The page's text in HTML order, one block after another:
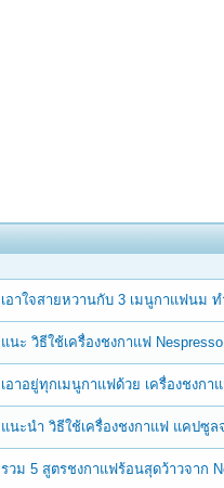
เอาใจสายหวานกับ 3 เมนูกาแฟนม
แนะ วิธีใช้เครื่องชงกาแฟ
เอาอยู่ทุกเมนูกาแฟด้วย เครื่องชงก
แนะนำ วิธีใช้เครื่องชงกาแฟ แคปซูล
รวม 5 สูตรชงกาแฟร้อนสุดว้าวจาก